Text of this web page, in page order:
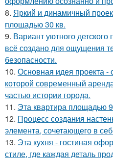
8. Яркий и динамичный
площадью 30 кв.
9. Вариант уютного детского
всё создано для ощущения
безопасности.
10. Основная идея проекта -
которой современный
частью истории города.
11. Эта квартира площадью
12. Процесс создания
элемента, сочетающего в
13. Эта кухня - гостиная
стиле, где каждая деталь